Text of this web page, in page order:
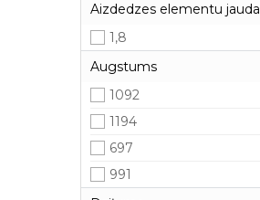
Aizdedzes elementu jauda
1,8
Augstums
1092
1194
697
991